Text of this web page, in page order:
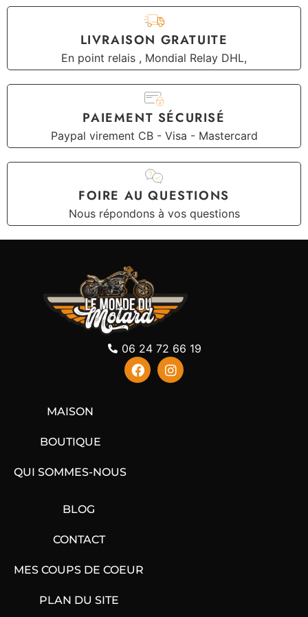
LIVRAISON GRATUITE
En point relais , Mondial Relay DHL,
PAIEMENT SÉCURISÉ
Paypal virement CB - Visa - Mastercard
FOIRE AU QUESTIONS
Nous répondons à vos questions
06 24 72 66 19
MAISON
BOUTIQUE
QUI SOMMES-NOUS
BLOG
CONTACT
MES COUPS DE COEUR
PLAN DU SITE